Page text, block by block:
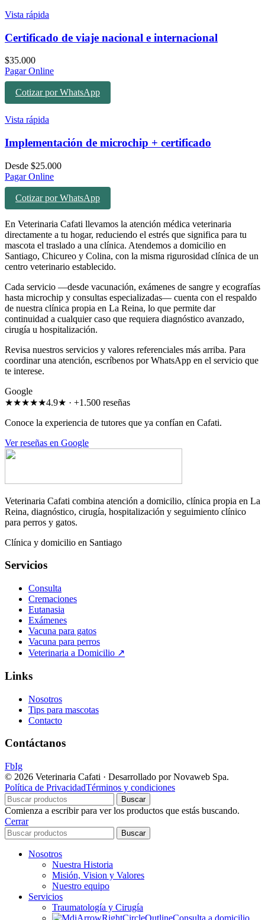
Vista rápida
Certificado de viaje nacional e internacional
$35.000
Pagar Online
Cotizar por WhatsApp
Vista rápida
Implementación de microchip + certificado
Desde $25.000
Pagar Online
Cotizar por WhatsApp
En Veterinaria Cafati llevamos la atención médica veterinaria
directamente a tu hogar, reduciendo el estrés que significa para tu
mascota el traslado a una clínica. Atendemos a domicilio en
Santiago, Chicureo y Colina, con la misma rigurosidad clínica de un
centro veterinario establecido.
Cada servicio —desde vacunación, exámenes de sangre y ecografías
hasta microchip y consultas especializadas— cuenta con el respaldo
de nuestra clínica propia en La Reina, lo que permite dar
continuidad a cualquier caso que requiera diagnóstico avanzado,
cirugía u hospitalización.
Revisa nuestros servicios y valores referenciales más arriba. Para
coordinar una atención, escríbenos por WhatsApp en el servicio que
te interese.
Google
★★★★★4.9★ · +1.500 reseñas
Conoce la experiencia de tutores que ya confían en Cafati.
Ver reseñas en Google
Veterinaria Cafati combina atención a domicilio, clínica propia en La
Reina, diagnóstico, cirugía, hospitalización y seguimiento clínico
para perros y gatos.
Clínica y domicilio en Santiago
Servicios
Consulta
Cremaciones
Eutanasia
Exámenes
Vacuna para gatos
Vacuna para perros
Veterinaria a Domicilio ↗
Links
Nosotros
Tips para mascotas
Contacto
Contáctanos
FbIg
© 2026 Veterinaria Cafati · Desarrollado por Novaweb Spa.
Política de PrivacidadTérminos y condiciones
Buscar
Comienza a escribir para ver los productos que estás buscando.
Cerrar
Buscar
Nosotros
Nuestra Historia
Misión, Vision y Valores
Nuestro equipo
Servicios
Traumatología y Cirugía
Consulta a domicilio